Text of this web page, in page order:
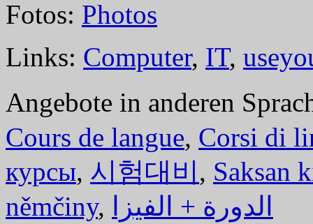
Fotos: Photos
Links: Computer, IT,
Angebote in anderen
Cours de langue, Corsi di
курсы, 시험대비, Saksan
němčiny, الدورة + الفيزا